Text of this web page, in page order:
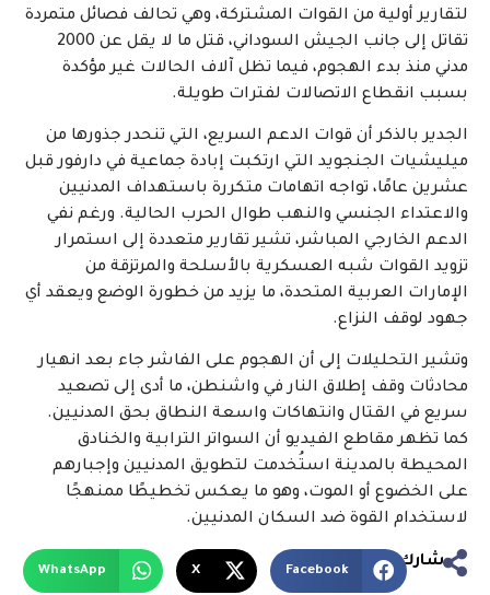
لتقارير أولية من القوات المشتركة، وهي تحالف فصائل متمردة
تقاتل إلى جانب الجيش السوداني، قتل ما لا يقل عن 2000
مدني منذ بدء الهجوم، فيما تظل آلاف الحالات غير مؤكدة
بسبب انقطاع الاتصالات لفترات طويلة.
الجدير بالذكر أن قوات الدعم السريع، التي تنحدر جذورها من
ميليشيات الجنجويد التي ارتكبت إبادة جماعية في دارفور قبل
عشرين عامًا، تواجه اتهامات متكررة باستهداف المدنيين
والاعتداء الجنسي والنهب طوال الحرب الحالية. ورغم نفي
الدعم الخارجي المباشر، تشير تقارير متعددة إلى استمرار
تزويد القوات شبه العسكرية بالأسلحة والمرتزقة من
الإمارات العربية المتحدة، ما يزيد من خطورة الوضع ويعقد أي
جهود لوقف النزاع.
وتشير التحليلات إلى أن الهجوم على الفاشر جاء بعد انهيار
محادثات وقف إطلاق النار في واشنطن، ما أدى إلى تصعيد
سريع في القتال وانتهاكات واسعة النطاق بحق المدنيين.
كما تظهر مقاطع الفيديو أن السواتر الترابية والخنادق
المحيطة بالمدينة استُخدمت لتطويق المدنيين وإجبارهم
على الخضوع أو الموت، وهو ما يعكس تخطيطًا ممنهجًا
لاستخدام القوة ضد السكان المدنيين.
شارك
Facebook
X
WhatsApp